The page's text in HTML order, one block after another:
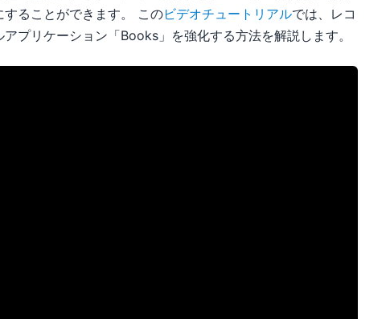
ることができます。 このビデオチュートリアルでは、レコ
プリケーション「Books」を強化する方法を解説します。